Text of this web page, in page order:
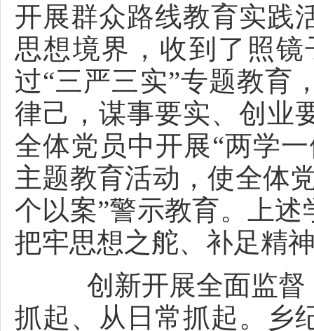
开展群众路线教育实践
思想境界，收到了照
过“三严三实”专题教育
律己，谋事要实、创业
全体党员中开展“两学
主题教育活动，使全体
个以案”警示教育。上
把牢思想之舵、补足精
创新开展全面监督
抓起、从日常抓起。乡